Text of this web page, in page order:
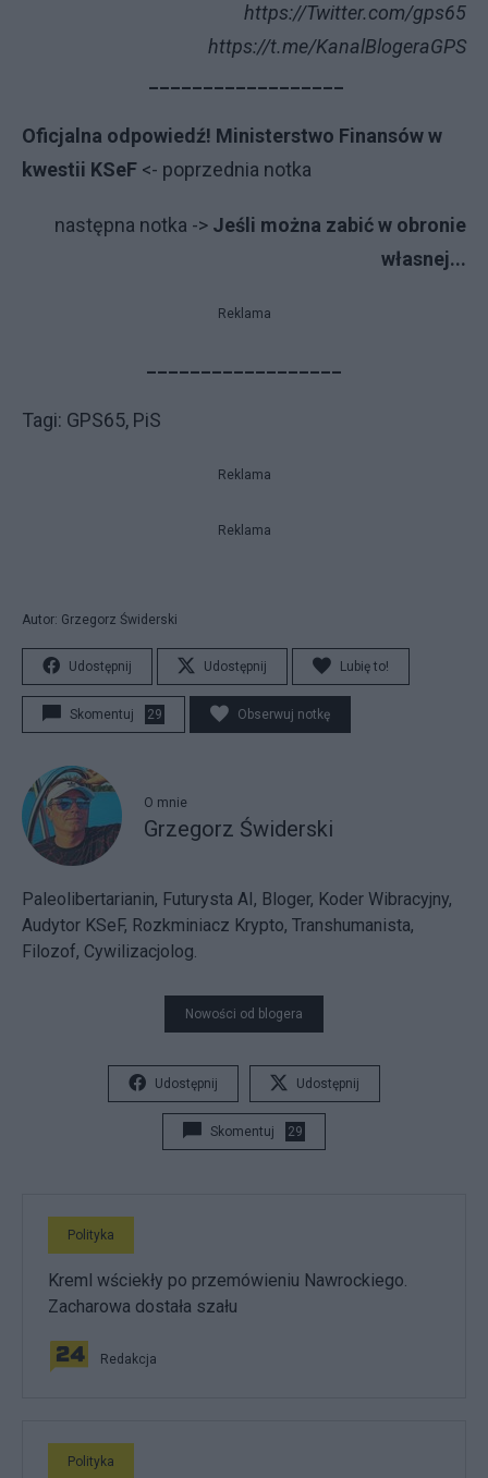
https://Twitter.com/gps65
https://t.me/KanalBlogeraGPS
Oficjalna odpowiedź! Ministerstwo Finansów w
kwestii KSeF <- poprzednia notka
na­stęp­na not­ka -> Je­śli moż­na za­bić w obro­nie
wła­snej...
Reklama
Tagi: GPS65, PiS
Reklama
Reklama
Autor: Grzegorz Świderski
Udostępnij Udostępnij Lubię to!
Skomentuj 29 Obserwuj notkę
O mnie
Grzegorz Świderski
Paleolibertarianin, Futurysta AI, Bloger, Koder Wibracyjny,
Audytor KSeF, Rozkminiacz Krypto, Transhumanista,
Filozof, Cywilizacjolog.
Nowości od blogera
Udostępnij Udostępnij
Skomentuj 29
Polityka
Kreml wściekły po przemówieniu Nawrockiego.
Zacharowa dostała szału
Redakcja
Polityka